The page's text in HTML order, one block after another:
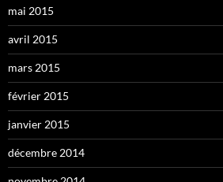
mai 2015
avril 2015
mars 2015
février 2015
janvier 2015
décembre 2014